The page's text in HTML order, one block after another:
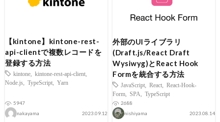
【kintone】kintone-rest-
api-clientで複数レコードを
登録する方法
kintone kintone-rest-api-client
Node.js
TypeScript Yarn
5947
nakayama
2023.09.12
外部のUIライブラリ
(Draft.js/React Draft
Wysiwyg)とReact Hook
Formを統合する方法
JavaScript React
React-Hook-
Form
SPA
TypeScript
2688
nishiyama
2023.08.14